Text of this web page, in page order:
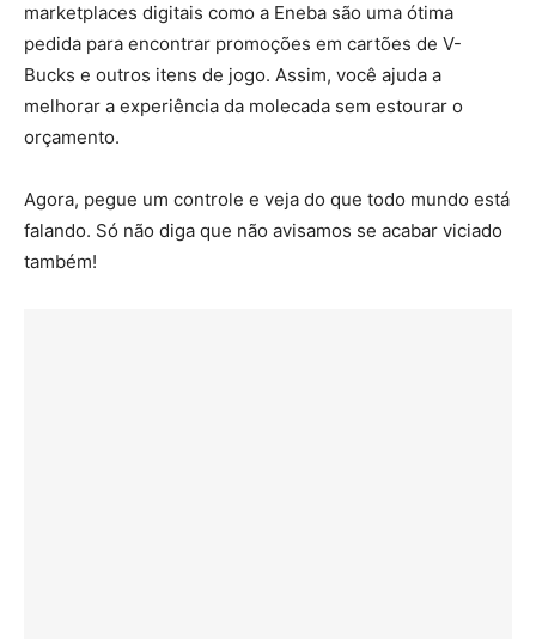
marketplaces digitais como a Eneba são uma ótima
pedida para encontrar promoções em cartões de V-
Bucks e outros itens de jogo. Assim, você ajuda a
melhorar a experiência da molecada sem estourar o
orçamento.
Agora, pegue um controle e veja do que todo mundo está
falando. Só não diga que não avisamos se acabar viciado
também!